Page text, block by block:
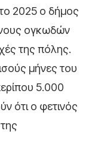
2025 ο δήμος
ογκωδών
της πόλης.
μήνες του
5.000
ότι ο φετινός